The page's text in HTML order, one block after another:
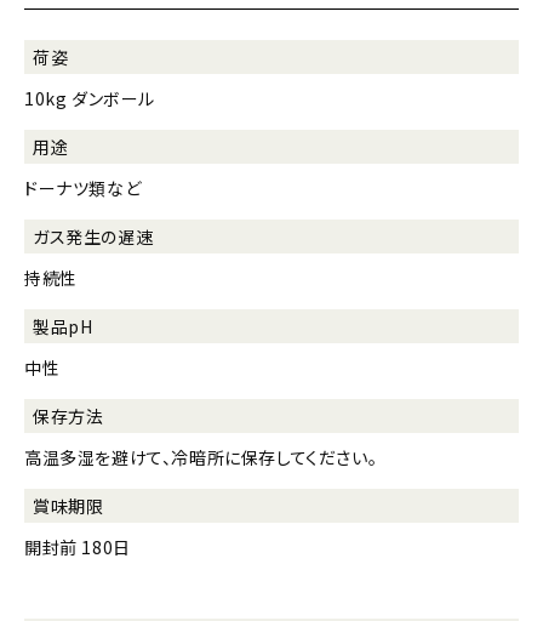
荷姿
10kg ダンボール
用途
ドーナツ類など
ガス発生の遅速
持続性
製品pH
中性
保存方法
高温多湿を避けて、冷暗所に保存してください。
賞味期限
開封前 180日